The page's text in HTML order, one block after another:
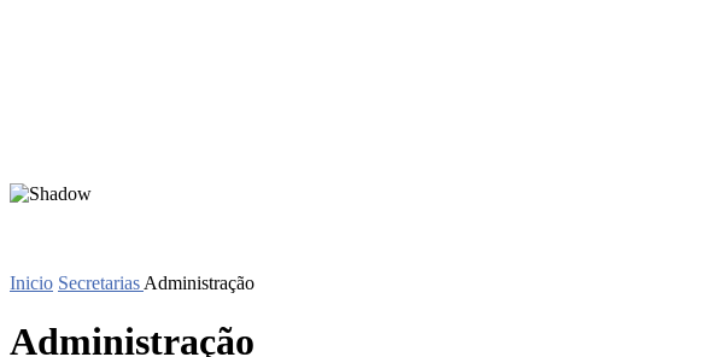
Inicio Secretarias Administração
Administração